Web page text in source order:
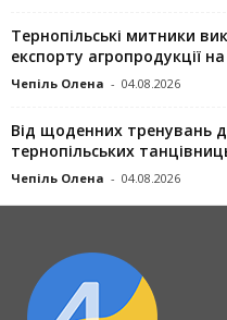
Тернопільські митники
експорту агропродукції
Чепіль Олена - 04.08.2026
Від щоденних тренувань
тернопільських
Чепіль Олена - 04.08.2026